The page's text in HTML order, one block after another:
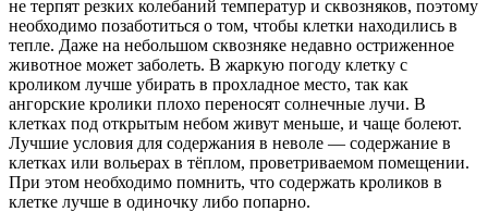
не терпят резких колебаний температур и сквозняков, поэтому
необходимо позаботиться о том, чтобы клетки находились в
тепле. Даже на небольшом сквозняке недавно остриженное
животное может заболеть. В жаркую погоду клетку с
кроликом лучше убирать в прохладное место, так как
ангорские кролики плохо переносят солнечные лучи. В
клетках под открытым небом живут меньше, и чаще болеют.
Лучшие условия для содержания в неволе — содержание в
клетках или вольерах в тёплом, проветриваемом помещении.
При этом необходимо помнить, что содержать кроликов в
клетке лучше в одиночку либо попарно.